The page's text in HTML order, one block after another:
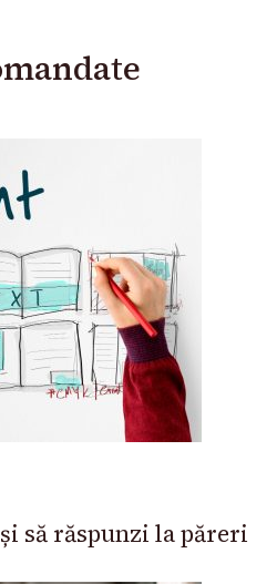
să răspunzi la păreri